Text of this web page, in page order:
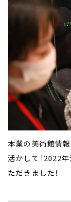
本業の美術館情
活かして「2022
ただきました！